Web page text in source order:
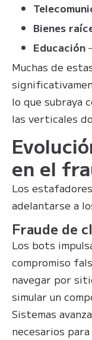
Bienes
Educación
Muchas de
lo que subraya
las verticales
en el
Los
adelantarse a
Fraude de
Los bots
compromiso
navegar por
simular un
Sistemas
necesarios